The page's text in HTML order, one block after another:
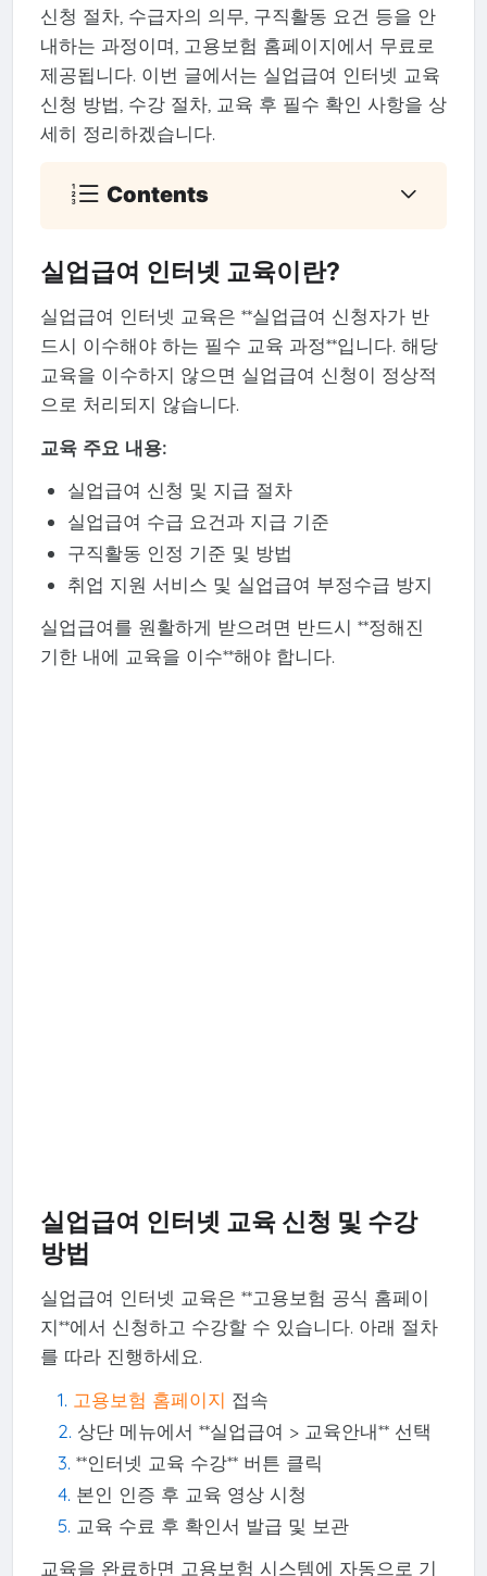
신청 절차, 수급자의 의무, 구직활동 요건 등을 안
내하는 과정이며, 고용보험 홈페이지에서 무료로
제공됩니다. 이번 글에서는 실업급여 인터넷 교육
신청 방법, 수강 절차, 교육 후 필수 확인 사항을 상
세히 정리하겠습니다.
Contents
실업급여 인터넷 교육이란?
실업급여 인터넷 교육은 **실업급여 신청자가 반
드시 이수해야 하는 필수 교육 과정**입니다. 해당
교육을 이수하지 않으면 실업급여 신청이 정상적
으로 처리되지 않습니다.
교육 주요 내용:
실업급여 신청 및 지급 절차
실업급여 수급 요건과 지급 기준
구직활동 인정 기준 및 방법
취업 지원 서비스 및 실업급여 부정수급 방지
실업급여를 원활하게 받으려면 반드시 **정해진
기한 내에 교육을 이수**해야 합니다.
실업급여 인터넷 교육 신청 및 수강
방법
실업급여 인터넷 교육은 **고용보험 공식 홈페이
지**에서 신청하고 수강할 수 있습니다. 아래 절차
를 따라 진행하세요.
고용보험 홈페이지 접속
상단 메뉴에서 **실업급여 > 교육안내** 선택
**인터넷 교육 수강** 버튼 클릭
본인 인증 후 교육 영상 시청
교육 수료 후 확인서 발급 및 보관
교육을 완료하면 고용보험 시스템에 자동으로 기